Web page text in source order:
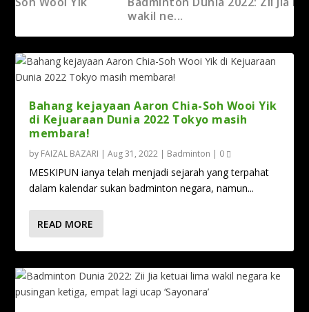
Debaran Kejohanan Badminton Dunia 2022
Tokyo semak...
Bahang kejayaan Aaron Chia-Soh Wooi Yik
di Kejuaraan Dunia 2022 Tokyo masih
membara!
by FAIZAL BAZARI |Aug 31, 2022 | Badminton | 0
MESKIPUN ianya telah menjadi sejarah yang terpahat
dalam kalendar sukan badminton negara, namun...
READ MORE